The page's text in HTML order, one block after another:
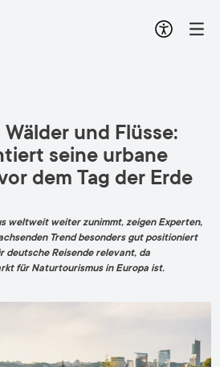
und Flüsse:
seine urbane
dem Tag der Erde
weltweit weiter zunimmt, zeigen Experten,
Trend besonders gut positioniert
deutsche Reisende relevant, da
für Naturtourismus in Europa ist.